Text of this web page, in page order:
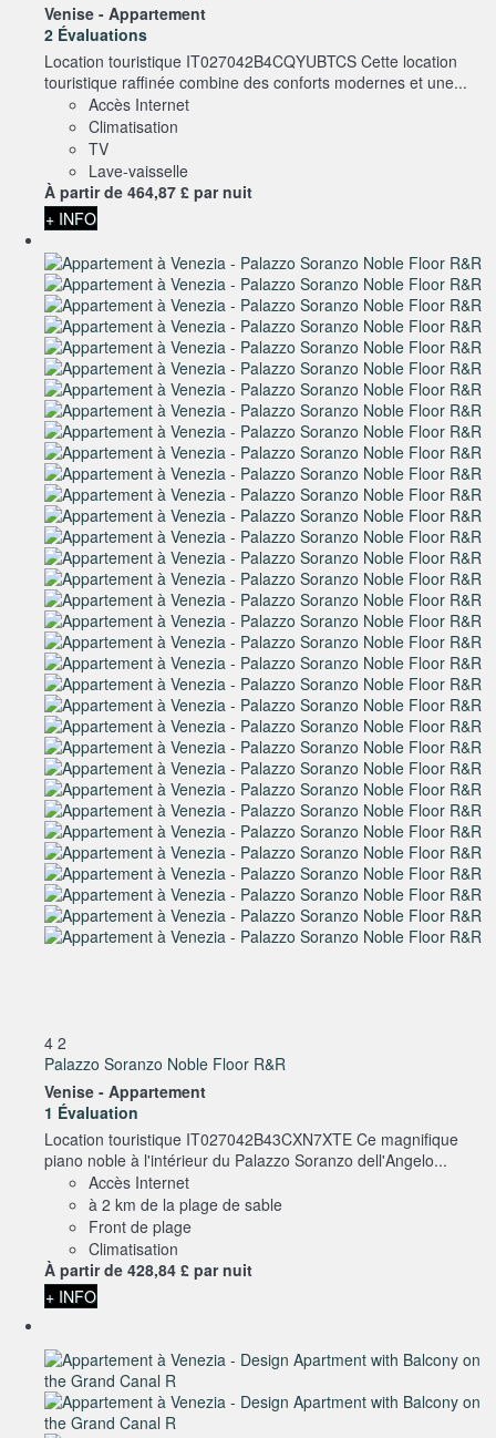
Venise - Appartement
2 Évaluations
Location touristique IT027042B4CQYUBTCS Cette location
touristique raffinée combine des conforts modernes et une...
Accès Internet
Climatisation
TV
Lave-vaisselle
À partir de 464,87 £ par nuit
+ INFO
4 2
Palazzo Soranzo Noble Floor R&R
Venise - Appartement
1 Évaluation
Location touristique IT027042B43CXN7XTE Ce magnifique
piano noble à l'intérieur du Palazzo Soranzo dell'Angelo...
Accès Internet
à 2 km de la plage de sable
Front de plage
Climatisation
À partir de 428,84 £ par nuit
+ INFO